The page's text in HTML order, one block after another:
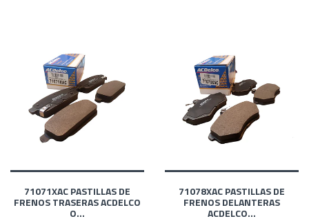
71071XAC PASTILLAS DE
FRENOS TRASERAS ACDELCO
O...
71078XAC PASTILLAS DE
FRENOS DELANTERAS
ACDELCO...